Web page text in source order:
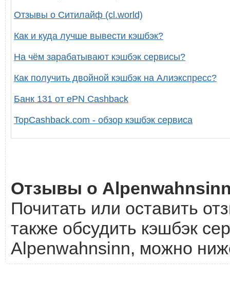
Отзывы о Ситилайф (cl.world)
Как и куда лучше вывести кэшбэк?
На чём зарабатывают кэшбэк сервисы?
Как получить двойной кэшбэк на Алиэкспресс?
Банк 131 от ePN Cashback
TopCashback.com - обзор кэшбэк сервиса
Отзывы о
Почитать или оставить
также обсудить кэшбэк
Alpenwahnsinn, можно